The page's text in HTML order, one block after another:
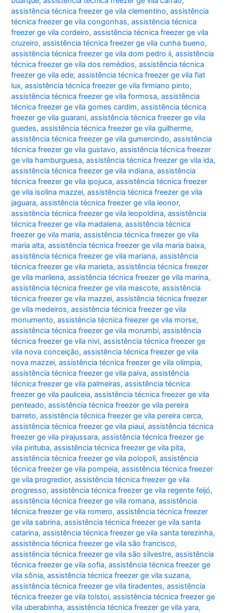
assistência técnica freezer ge vila clementino,assistência
técnica freezer ge vila congonhas,assistência técnica
freezer ge vila cordeiro,assistência técnica freezer ge vila
cruzeiro,assistência técnica freezer ge vila cunha bueno,
assistência técnica freezer ge vila dom pedro ii,assistência
técnica freezer ge vila dos remédios,assistência técnica
freezer ge vila ede,assistência técnica freezer ge vila fiat
lux,assistência técnica freezer ge vila firmiano pinto,
assistência técnica freezer ge vila formosa,assistência
técnica freezer ge vila gomes cardim,assistência técnica
freezer ge vila guarani,assistência técnica freezer ge vila
guedes,assistência técnica freezer ge vila guilherme,
assistência técnica freezer ge vila gumercindo,assistência
técnica freezer ge vila gustavo,assistência técnica freezer
ge vila hamburguesa,assistência técnica freezer ge vila ida,
assistência técnica freezer ge vila indiana,assistência
técnica freezer ge vila ipojuca,assistência técnica freezer
ge vila isolina mazzei,assistência técnica freezer ge vila
jaguara,assistência técnica freezer ge vila leonor,
assistência técnica freezer ge vila leopoldina,assistência
técnica freezer ge vila madalena,assistência técnica
freezer ge vila maria,assistência técnica freezer ge vila
maria alta,assistência técnica freezer ge vila maria baixa,
assistência técnica freezer ge vila mariana,assistência
técnica freezer ge vila marieta,assistência técnica freezer
ge vila marilena,assistência técnica freezer ge vila marina,
assistência técnica freezer ge vila mascote,assistência
técnica freezer ge vila mazzei,assistência técnica freezer
ge vila medeiros,assistência técnica freezer ge vila
monumento,assistência técnica freezer ge vila morse,
assistência técnica freezer ge vila morumbi,assistência
técnica freezer ge vila nivi,assistência técnica freezer ge
vila nova conceição,assistência técnica freezer ge vila
nova mazzei,assistência técnica freezer ge vila olímpia,
assistência técnica freezer ge vila paiva,assistência
técnica freezer ge vila palmeiras,assistência técnica
freezer ge vila pauliceia,assistência técnica freezer ge vila
penteado,assistência técnica freezer ge vila pereira
barreto,assistência técnica freezer ge vila pereira cerca,
assistência técnica freezer ge vila piauí,assistência técnica
freezer ge vila pirajussara,assistência técnica freezer ge
vila pirituba,assistência técnica freezer ge vila pita,
assistência técnica freezer ge vila polopoli,assistência
técnica freezer ge vila pompeia,assistência técnica freezer
ge vila progredior,assistência técnica freezer ge vila
progresso,assistência técnica freezer ge vila regente feijó,
assistência técnica freezer ge vila romana,assistência
técnica freezer ge vila romero,assistência técnica freezer
ge vila sabrina,assistência técnica freezer ge vila santa
catarina,assistência técnica freezer ge vila santa terezinha,
assistência técnica freezer ge vila são francisco,
assistência técnica freezer ge vila são silvestre,assistência
técnica freezer ge vila sofia,assistência técnica freezer ge
vila sônia,assistência técnica freezer ge vila suzana,
assistência técnica freezer ge vila tiradentes,assistência
técnica freezer ge vila tolstoi,assistência técnica freezer ge
vila uberabinha,assistência técnica freezer ge vila yara,